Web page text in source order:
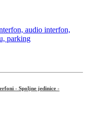
- Spoljne jedinice -